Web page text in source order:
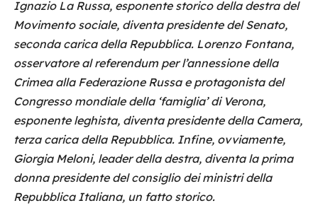
Ignazio La Russa, esponente storico della destra del
Movimento sociale, diventa presidente del Senato,
seconda carica della Repubblica. Lorenzo Fontana,
osservatore al referendum per l’annessione della
Crimea alla Federazione Russa e protagonista del
Congresso mondiale della ‘famiglia’ di Verona,
esponente leghista, diventa presidente della Camera,
terza carica della Repubblica. Infine, ovviamente,
Giorgia Meloni, leader della destra, diventa la prima
donna presidente del consiglio dei ministri della
Repubblica Italiana, un fatto storico.